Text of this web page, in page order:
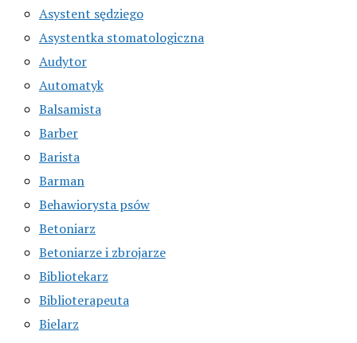
Asystent sędziego
Asystentka stomatologiczna
Audytor
Automatyk
Balsamista
Barber
Barista
Barman
Behawiorysta psów
Betoniarz
Betoniarze i zbrojarze
Bibliotekarz
Biblioterapeuta
Bielarz